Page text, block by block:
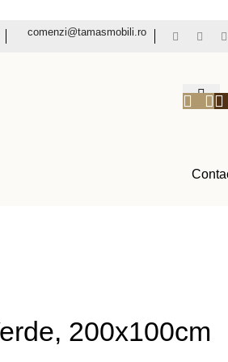
comenzi@tamasmobili.ro
200x100cm